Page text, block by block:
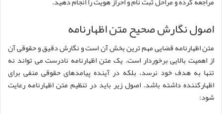
اصول نگارش صحیح متن اظهارنامه
متن اظهارنامه قضایی مهم ترین بخش آن است و نگارش دقیق و حقوقی آن
از اهمیت بالایی برخوردار است. یک متن اظهارنامه نادرست می تواند نه
تنها به هدف خود نرسد، بلکه در آینده پیامدهای حقوقی منفی برای
اظهارکننده داشته باشد. اصول زیر باید در تنظیم متن اظهارنامه رعایت
شود: